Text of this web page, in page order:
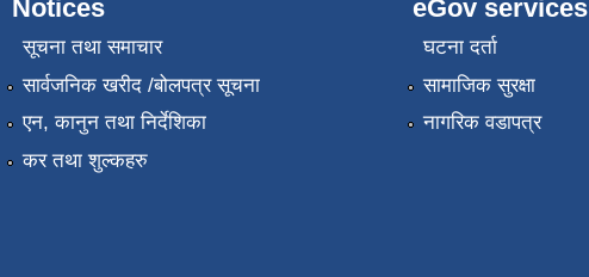
Notices
सूचना तथा समाचार
सार्वजनिक खरीद /बोलपत्र सूचना
एन, कानुन तथा निर्देशिका
कर तथा शुल्कहरु
eGov services
घटना दर्ता
सामाजिक सुरक्षा
नागरिक वडापत्र